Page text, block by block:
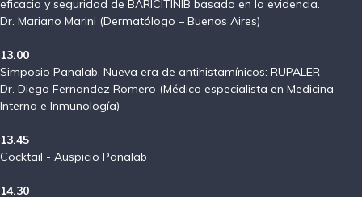
eficacia y seguridad de BARICITINIB basado en la evidencia.
Dr. Mariano Marini (Dermatólogo – Buenos Aires)
13.00
Simposio Panalab. Nueva era de antihistamínicos: RUPALER
Dr. Diego Fernandez Romero (Médico especialista en Medicina
Interna e Inmunología)
13.45
Cocktail - Auspicio Panalab
14.30